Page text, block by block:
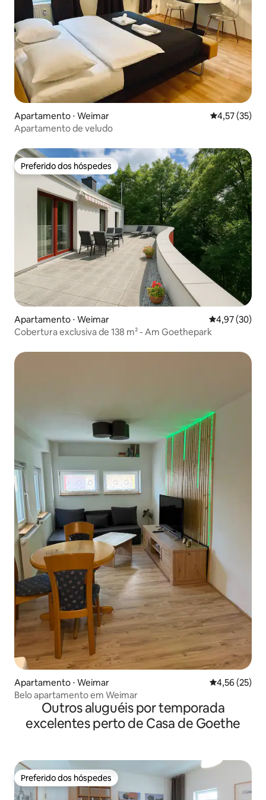
Apartamento ⋅ Weimar 4,57 de uma
4,57 (35)
Apartamento de veludo
Preferido dos hóspedes
Preferido dos hóspedes
Apartamento ⋅ Weimar 4,97 de uma
4,97 (30)
Cobertura exclusiva de 138 m² - Am Goethepark
Apartamento ⋅ Weimar 4,56 de uma
4,56 (25)
Belo apartamento em Weimar
Outros aluguéis por temporada
excelentes perto de Casa de Goethe
Preferido dos hóspedes
Preferido dos hóspedes